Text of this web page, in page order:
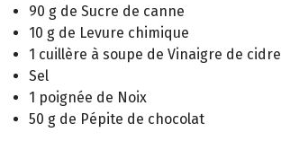
90 g de Sucre de canne
10 g de Levure chimique
1 cuillère à soupe de Vinaigre de cidre
Sel
1 poignée de Noix
50 g de Pépite de chocolat